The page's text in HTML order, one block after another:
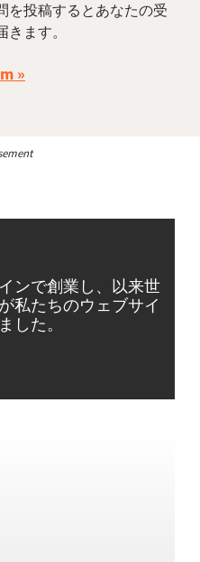
を投稿するとあなたの受
ます。
ンで創業し、以来世
私たちのウェブサイ
した。